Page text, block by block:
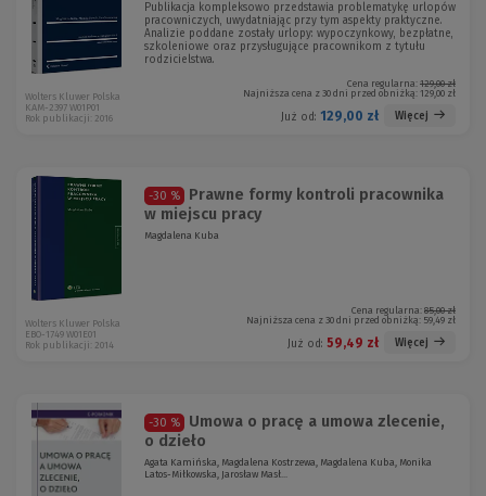
Publikacja kompleksowo przedstawia problematykę urlopów
pracowniczych, uwydatniając przy tym aspekty praktyczne.
Analizie poddane zostały urlopy: wypoczynkowy, bezpłatne,
szkoleniowe oraz przysługujące pracownikom z tytułu
rodzicielstwa.
Cena regularna: 129,00 zł
Najniższa cena z 30 dni przed obniżką: 129,00 zł
Już od: 129,00 zł Więcej
Wolters Kluwer Polska
KAM-2397 W01P01
Rok publikacji: 2016
-30 %
Prawne formy kontroli pracownika
w miejscu pracy
Magdalena Kuba
Cena regularna: 85,00 zł
Najniższa cena z 30 dni przed obniżką: 59,49 zł
Już od: 59,49 zł Więcej
Wolters Kluwer Polska
EBO-1749 W01E01
Rok publikacji: 2014
-30 %
Umowa o pracę a umowa zlecenie,
o dzieło
Agata Kamińska, Magdalena Kostrzewa, Magdalena Kuba, Monika
Latos-Miłkowska, Jarosław Masł...